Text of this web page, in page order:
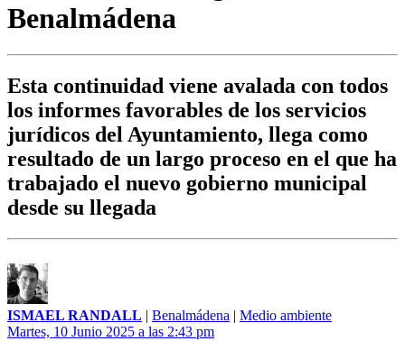
Benalmádena
Esta continuidad viene avalada con todos
los informes favorables de los servicios
jurídicos del Ayuntamiento, llega como
resultado de un largo proceso en el que ha
trabajado el nuevo gobierno municipal
desde su llegada
ISMAEL RANDALL | Benalmádena | Medio ambiente
Martes, 10 Junio 2025 a las 2:43 pm